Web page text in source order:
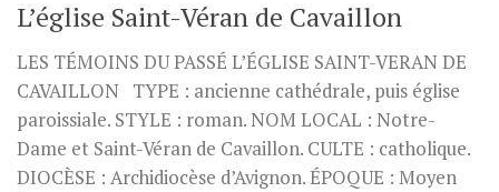
L’église Saint-Véran de Cavaillon
LES TÉMOINS DU PASSÉ L’ÉGLISE SAINT-VERAN DE
CAVAILLON TYPE : ancienne cathédrale, puis église
paroissiale. STYLE : roman. NOM LOCAL : Notre-
Dame et Saint-Véran de Cavaillon. CULTE : catholique.
DIOCÈSE : Archidiocèse d’Avignon. ÉPOQUE : Moyen